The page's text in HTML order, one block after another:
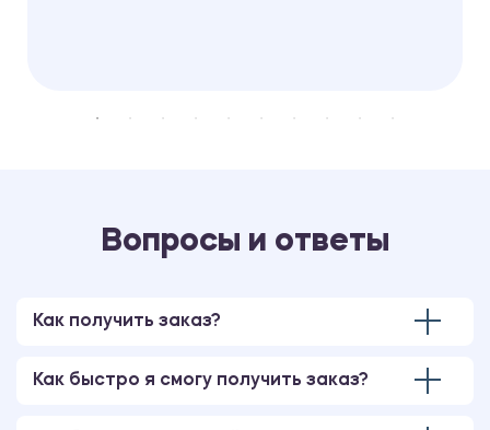
Вопросы и ответы
Как получить заказ?
Как быстро я смогу получить заказ?